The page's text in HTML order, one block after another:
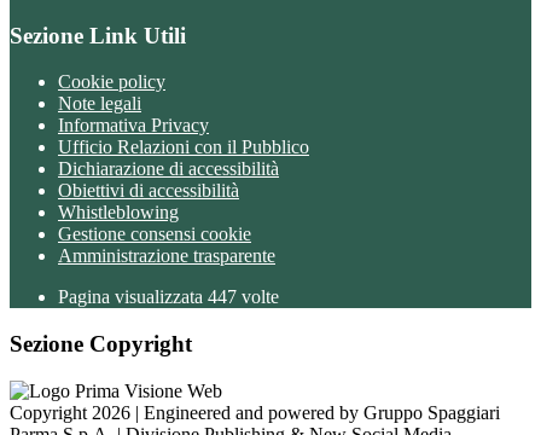
Sezione Link Utili
Cookie policy
Note legali
Informativa Privacy
Ufficio Relazioni con il Pubblico
Dichiarazione di accessibilità
Obiettivi di accessibilità
Whistleblowing
Gestione consensi cookie
Amministrazione trasparente
Pagina visualizzata 447 volte
Sezione Copyright
Copyright 2026 | Engineered and powered by Gruppo Spaggiari